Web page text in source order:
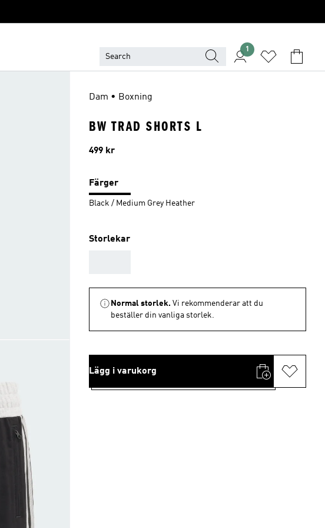
1
Dam • Boxning
BW TRAD SHORTS L
Pris
499 kr
Färger
Black / Medium Grey Heather
Storlekar
Normal storlek. Vi rekommenderar att du
beställer din vanliga storlek.
Lägg i varukorg